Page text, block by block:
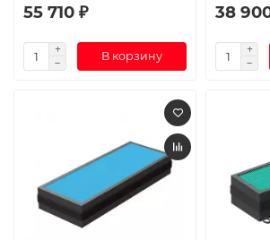
55 710 ₽
В корзину
38